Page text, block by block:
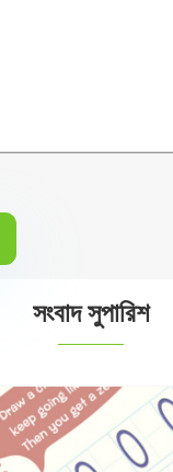
সংবাদ সুপারিশ